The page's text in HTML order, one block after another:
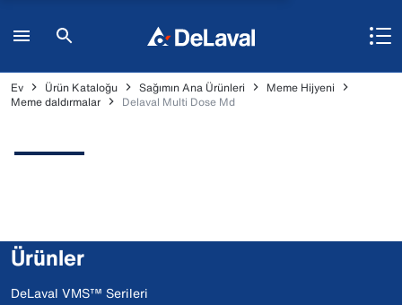
Ev Ürün Kataloğu Sağımın Ana Ürünleri
Meme Hijyeni
Meme daldırmalar
Delaval Multi Dose Md
Ürünler
DeLaval VMS™ Serileri